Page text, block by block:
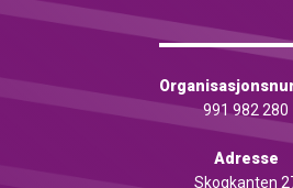
991 982 280
Adresse
Skogkanten